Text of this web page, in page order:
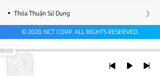
Thỏa Thuận Sử Dụng
© 2020 NCT CORP. ALL RIGHTS RESERVED.
00:00